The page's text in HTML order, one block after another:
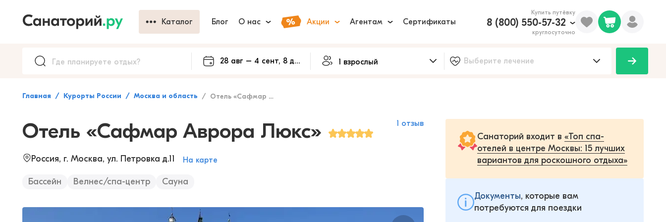
Каталог Блог О нас Акции Агентам Сертификаты
Купить путёвку
8 (800) 550-57-32
круглосуточно
Главная Курорты России Москва и область Отель «Сафмар Аврора Люкс»
Отель «Сафмар Аврора Люкс»
Россия, г. Москва, ул. Петровка д.11 На карте
Бассейн Велнес/спа-центр Сауна
1 отзыв
Санаторий входит в «Топ спа-
отелей в центре Москвы: 15 лучших
вариантов для роскошного отдыха»
Документы, которые вам
потребуются для поездки